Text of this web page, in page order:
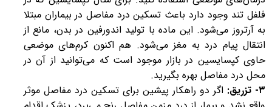
فلفل تند وجود دارد باعث تسکین درد مفاصل در بیماران مبتلا
به آرتروز می‌شود. این ماده با تولید اندورفین در بدن، مانع از
انتقال پیام درد به مغز می‌شود. هم اکنون کرم‌های موضعی
حاوی کپسایسین در بازار موجود است که می‌توانید از آن در
محل درد مفاصل بهره بگیرید.
۳- تزریق:
اگر دو راهکار پیشین برای تسکین درد مفاصل موثر